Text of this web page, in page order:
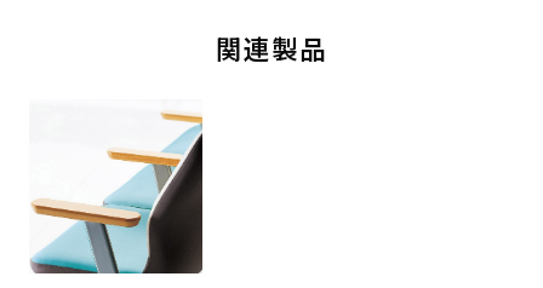
関連製品